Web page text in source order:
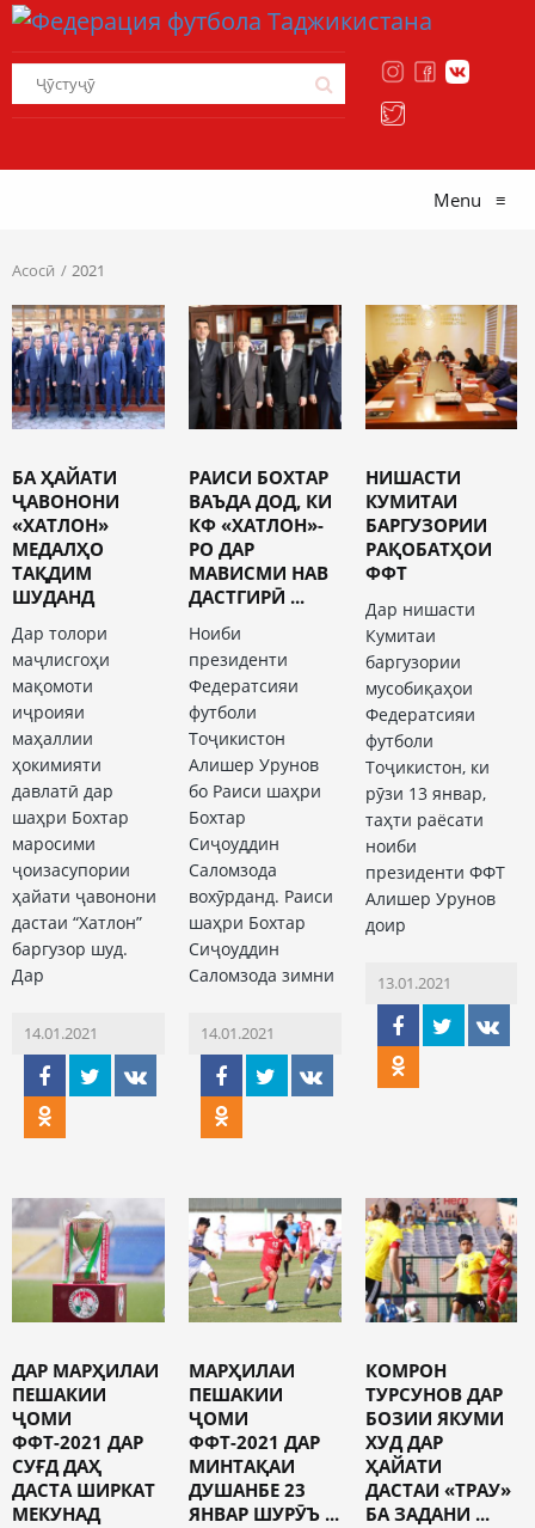
Menu ≡
Асосӣ 2021
БА ҲАЙАТИ
ҶАВОНОНИ
«ХАТЛОН»
МЕДАЛҲО
ТАҚДИМ
ШУДАНД
Дар толори
маҷлисгоҳи
мақомоти
иҷроияи
маҳаллии
ҳокимияти
давлатӣ дар
шаҳри Бохтар
маросими
ҷоизасупории
ҳайати ҷавонони
дастаи “Хатлон”
баргузор шуд.
Дар
14.01.2021
РАИСИ БОХТАР
ВАЪДА ДОД, КИ
КФ «ХАТЛОН»-
РО ДАР
МАВИСМИ НАВ
ДАСТГИРӢ ...
Ноиби
президенти
Федератсияи
футболи
Тоҷикистон
Алишер Урунов
бо Раиси шаҳри
Бохтар
Сиҷоуддин
Саломзода
вохӯрданд. Раиси
шаҳри Бохтар
Сиҷоуддин
Саломзода зимни
14.01.2021
НИШАСТИ
КУМИТАИ
БАРГУЗОРИИ
РАҚОБАТҲОИ
ФФТ
Дар нишасти
Кумитаи
баргузории
мусобиқаҳои
Федератсияи
футболи
Тоҷикистон, ки
рӯзи 13 январ,
таҳти раёсати
ноиби
президенти ФФТ
Алишер Урунов
доир
13.01.2021
ДАР МАРҲИЛАИ
ПЕШАКИИ
ҶОМИ
ФФТ-2021 ДАР
СУҒД ДАҲ
ДАСТА ШИРКАТ
МЕКУНАД
МАРҲИЛАИ
ПЕШАКИИ
ҶОМИ
ФФТ-2021 ДАР
МИНТАҚАИ
ДУШАНБЕ 23
ЯНВАР ШУРӮЪ ...
КОМРОН
ТУРСУНОВ ДАР
БОЗИИ ЯКУМИ
ХУД ДАР
ҲАЙАТИ
ДАСТАИ «ТРАУ»
БА ЗАДАНИ ...